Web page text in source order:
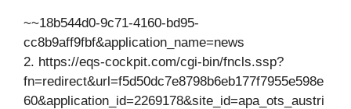
~~18b544d0-9c71-4160-bd95-
cc8b9aff9fbf&application_name=news
2. https://eqs-cockpit.com/cgi-bin/fncls.ssp?
fn=redirect&url=f5d50dc7e8798b6eb177f7955e598e
60&application_id=2269178&site_id=apa_ots_austri